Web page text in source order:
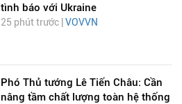
tình báo với Ukraine
25 phút trước | VOVVN
Phó Thủ tướng Lê Tiến Châu: Cần
nâng tầm chất lượng toàn hệ thống